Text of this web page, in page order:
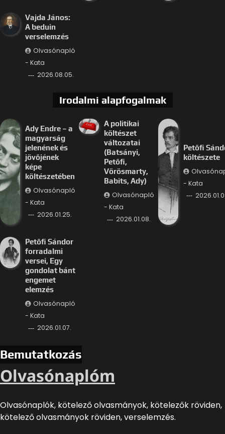
Vajda János:
A beduin
verselemzés
Olvasónapló
- Kata
2026.08.05.
Irodalmi alapfogalmak
Ady Endre – a
magyarság
jelenének és
jövőjének
képe
költészetében
Olvasónapló
- Kata
2026.01.25.
A politikai
költészet
változatai
(Batsányi,
Petőfi,
Vörösmarty,
Babits, Ady)
Olvasónapló
- Kata
2026.01.08.
Petőfi
költészete
- Kata
Petőfi Sándor
forradalmi
versei, Egy
gondolat bánt
engemet
elemzés
Olvasónapló
- Kata
2026.01.07.
Bemutatkozás
Olvasónaplóm
Olvasónaplók, kötelező olvasmányok, kötelezők röviden,
kötelező olvasmányok röviden, verselemzés.